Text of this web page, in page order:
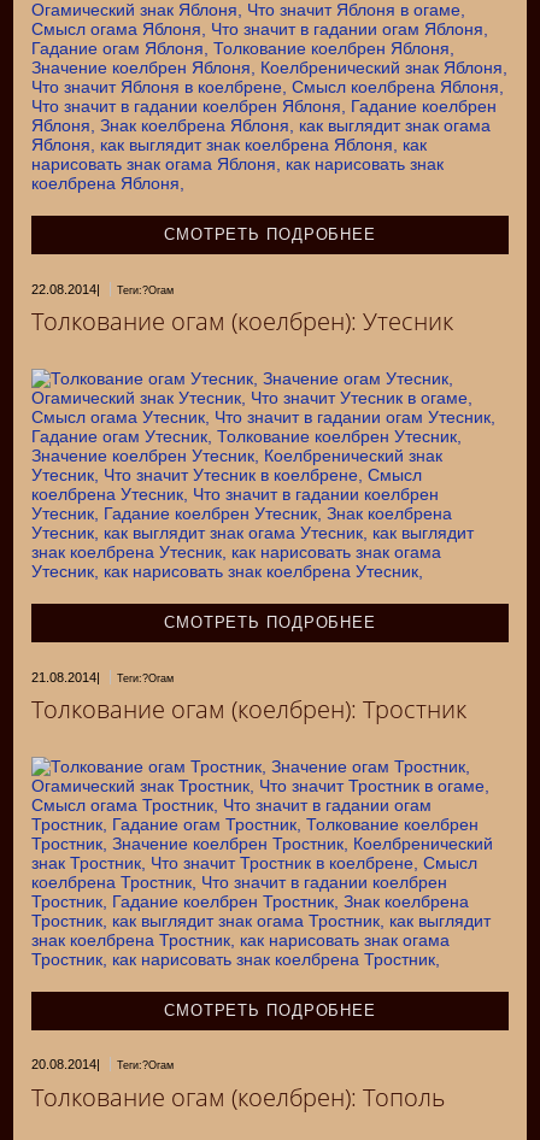
СМОТРЕТЬ ПОДРОБНЕЕ
22.08.2014| Теги:?Огам
Толкование огам (коелбрен): Утесник
СМОТРЕТЬ ПОДРОБНЕЕ
21.08.2014| Теги:?Огам
Толкование огам (коелбрен): Тростник
СМОТРЕТЬ ПОДРОБНЕЕ
20.08.2014 Теги:?Огам
Толкование огам (коелбрен): Тополь